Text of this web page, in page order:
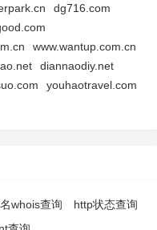
dg716.com
www.wantup.com.cn
diannaodiy.net
youhaotravel.com
whois查询
http状态查询